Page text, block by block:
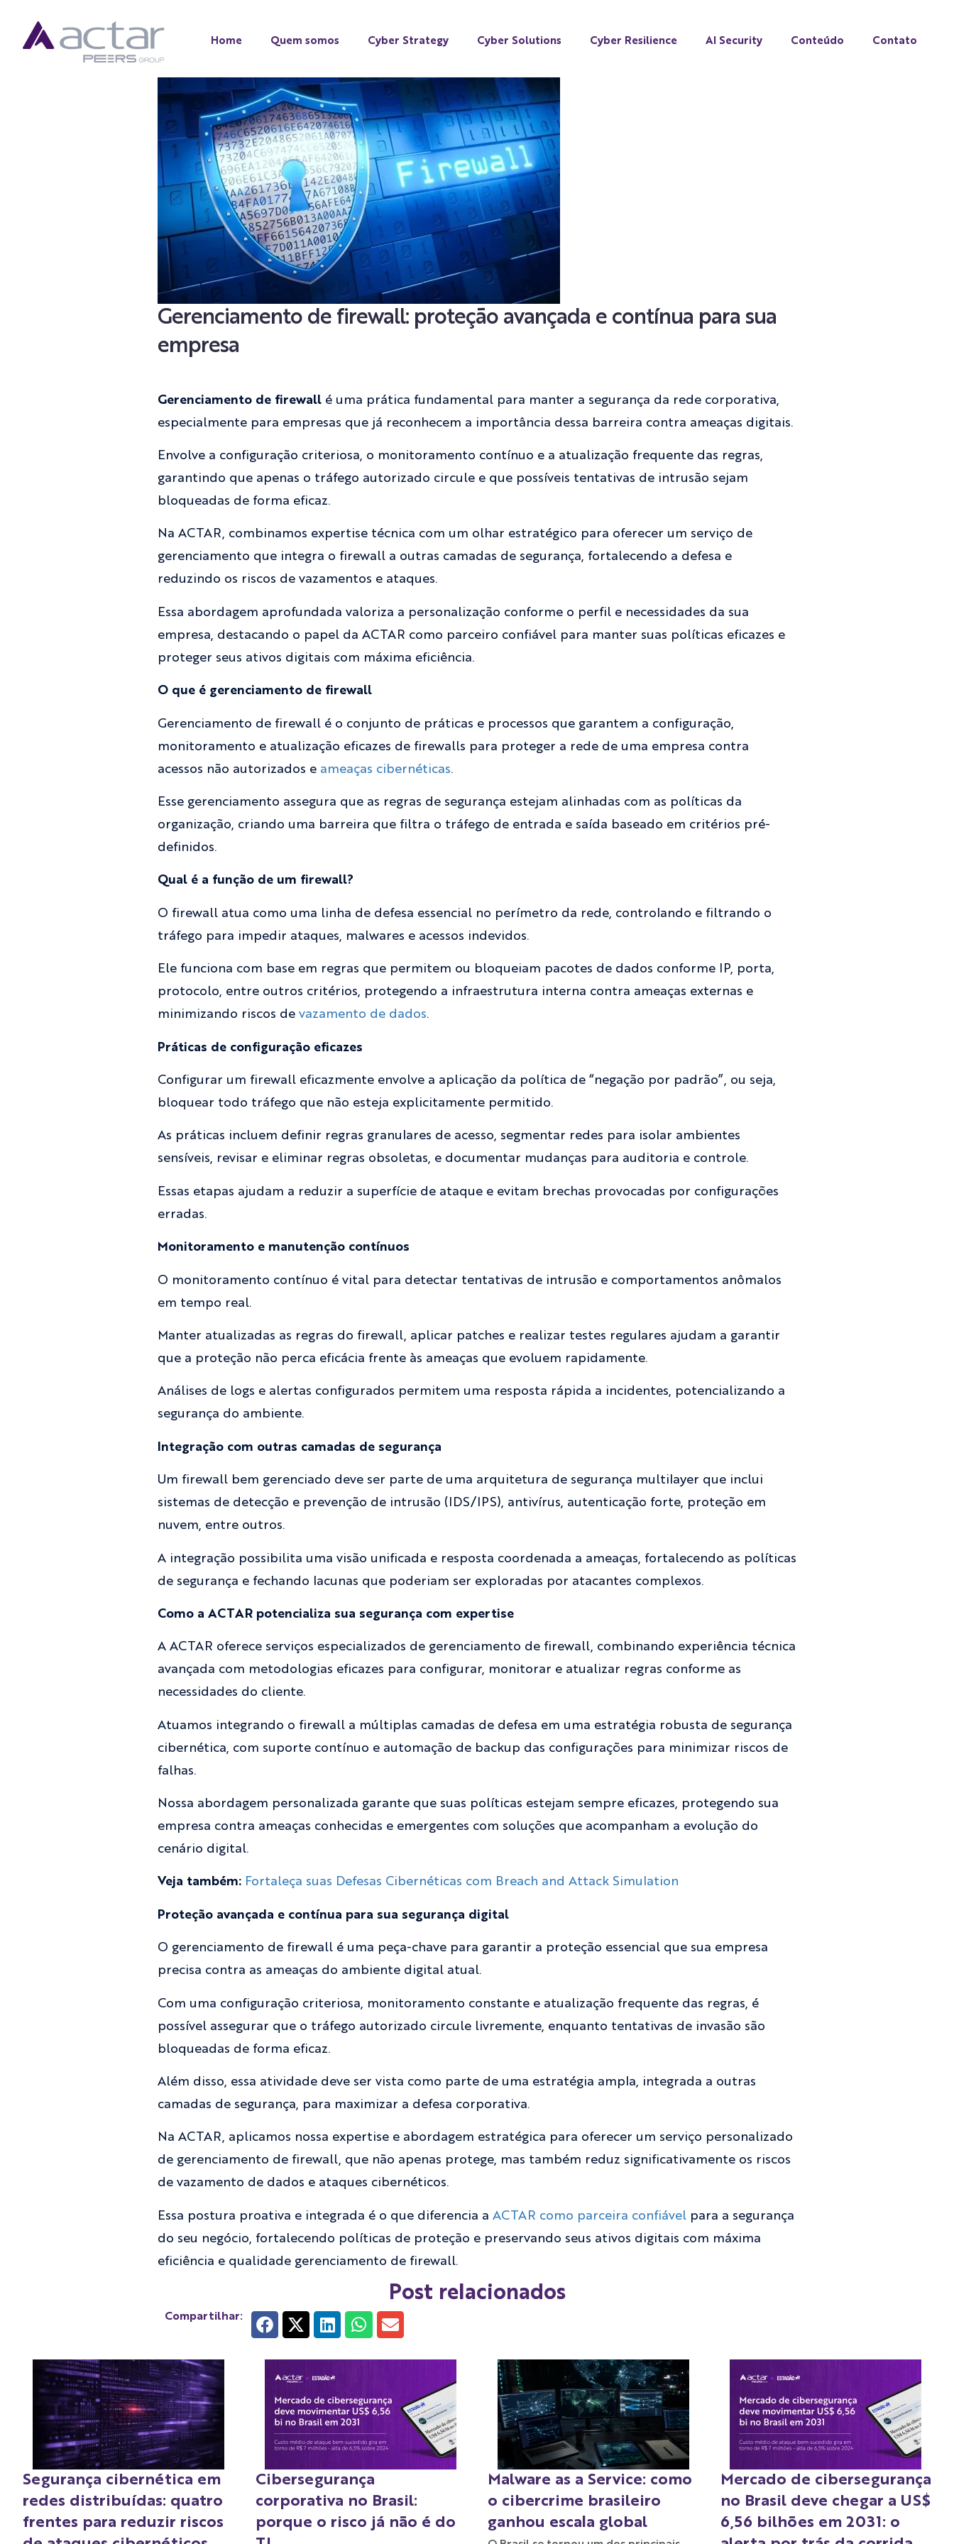
Home Quem somos Cyber Strategy Cyber Solutions Cyber Resilience AI Security Conteúdo Contato
Gerenciamento de firewall: proteção avançada e contínua para sua
empresa
Gerenciamento de firewall é uma prática fundamental para manter a segurança da rede corporativa,
especialmente para empresas que já reconhecem a importância dessa barreira contra ameaças digitais.
Envolve a configuração criteriosa, o monitoramento contínuo e a atualização frequente das regras,
garantindo que apenas o tráfego autorizado circule e que possíveis tentativas de intrusão sejam
bloqueadas de forma eficaz.
Na ACTAR, combinamos expertise técnica com um olhar estratégico para oferecer um serviço de
gerenciamento que integra o firewall a outras camadas de segurança, fortalecendo a defesa e
reduzindo os riscos de vazamentos e ataques.
Essa abordagem aprofundada valoriza a personalização conforme o perfil e necessidades da sua
empresa, destacando o papel da ACTAR como parceiro confiável para manter suas políticas eficazes e
proteger seus ativos digitais com máxima eficiência.
O que é gerenciamento de firewall
Gerenciamento de firewall é o conjunto de práticas e processos que garantem a configuração,
monitoramento e atualização eficazes de firewalls para proteger a rede de uma empresa contra
acessos não autorizados e ameaças cibernéticas.
Esse gerenciamento assegura que as regras de segurança estejam alinhadas com as políticas da
organização, criando uma barreira que filtra o tráfego de entrada e saída baseado em critérios pré-
definidos.
Qual é a função de um firewall?
O firewall atua como uma linha de defesa essencial no perímetro da rede, controlando e filtrando o
tráfego para impedir ataques, malwares e acessos indevidos.
Ele funciona com base em regras que permitem ou bloqueiam pacotes de dados conforme IP, porta,
protocolo, entre outros critérios, protegendo a infraestrutura interna contra ameaças externas e
minimizando riscos de vazamento de dados.
Práticas de configuração eficazes
Configurar um firewall eficazmente envolve a aplicação da política de “negação por padrão”, ou seja,
bloquear todo tráfego que não esteja explicitamente permitido.
As práticas incluem definir regras granulares de acesso, segmentar redes para isolar ambientes
sensíveis, revisar e eliminar regras obsoletas, e documentar mudanças para auditoria e controle.
Essas etapas ajudam a reduzir a superfície de ataque e evitam brechas provocadas por configurações
erradas.
Monitoramento e manutenção contínuos
O monitoramento contínuo é vital para detectar tentativas de intrusão e comportamentos anômalos
em tempo real.
Manter atualizadas as regras do firewall, aplicar patches e realizar testes regulares ajudam a garantir
que a proteção não perca eficácia frente às ameaças que evoluem rapidamente.
Análises de logs e alertas configurados permitem uma resposta rápida a incidentes, potencializando a
segurança do ambiente.
Integração com outras camadas de segurança
Um firewall bem gerenciado deve ser parte de uma arquitetura de segurança multilayer que inclui
sistemas de detecção e prevenção de intrusão (IDS/IPS), antivírus, autenticação forte, proteção em
nuvem, entre outros.
A integração possibilita uma visão unificada e resposta coordenada a ameaças, fortalecendo as políticas
de segurança e fechando lacunas que poderiam ser exploradas por atacantes complexos.
Como a ACTAR potencializa sua segurança com expertise
A ACTAR oferece serviços especializados de gerenciamento de firewall, combinando experiência técnica
avançada com metodologias eficazes para configurar, monitorar e atualizar regras conforme as
necessidades do cliente.
Atuamos integrando o firewall a múltiplas camadas de defesa em uma estratégia robusta de segurança
cibernética, com suporte contínuo e automação de backup das configurações para minimizar riscos de
falhas.
Nossa abordagem personalizada garante que suas políticas estejam sempre eficazes, protegendo sua
empresa contra ameaças conhecidas e emergentes com soluções que acompanham a evolução do
cenário digital.
Veja também: Fortaleça suas Defesas Cibernéticas com Breach and Attack Simulation
Proteção avançada e contínua para sua segurança digital
O gerenciamento de firewall é uma peça-chave para garantir a proteção essencial que sua empresa
precisa contra as ameaças do ambiente digital atual.
Com uma configuração criteriosa, monitoramento constante e atualização frequente das regras, é
possível assegurar que o tráfego autorizado circule livremente, enquanto tentativas de invasão são
bloqueadas de forma eficaz.
Além disso, essa atividade deve ser vista como parte de uma estratégia ampla, integrada a outras
camadas de segurança, para maximizar a defesa corporativa.
Na ACTAR, aplicamos nossa expertise e abordagem estratégica para oferecer um serviço personalizado
de gerenciamento de firewall, que não apenas protege, mas também reduz significativamente os riscos
de vazamento de dados e ataques cibernéticos.
Essa postura proativa e integrada é o que diferencia a ACTAR como parceira confiável para a segurança
do seu negócio, fortalecendo políticas de proteção e preservando seus ativos digitais com máxima
eficiência e qualidade gerenciamento de firewall.​
Post relacionados
Compartilhar:
Segurança cibernética em
redes distribuídas: quatro
frentes para reduzir riscos
Cibersegurança
corporativa no Brasil:
porque o risco já não é do
Malware as a Service: como
o cibercrime brasileiro
ganhou escala global
Mercado de cibersegurança
no Brasil deve chegar a US$
6,56 bilhões em 2031: o